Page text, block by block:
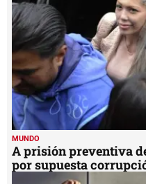
MUNDO
A prisión preventiva
por supuesta